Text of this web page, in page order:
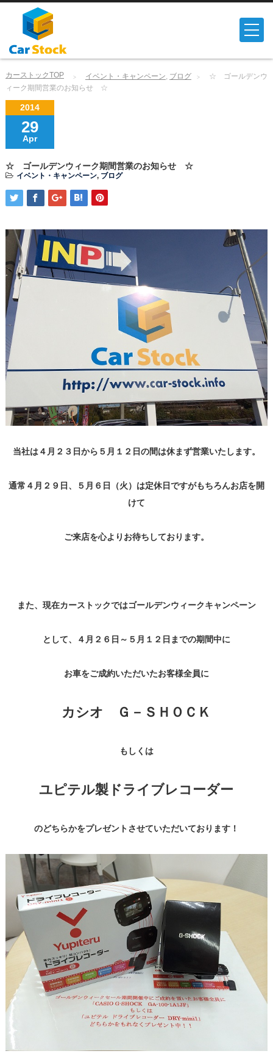
カーストックTOP イベント・キャンペーン ブログ
☆ ゴールデンウ
ィーク期間営業のお知らせ ☆
2014
29
Apr
☆ ゴールデンウィーク期間営業のお知らせ ☆
イベント・キャンペーン, ブログ
当社は４月２３日から５月１２日の間は休まず営業いたします。
通常４月２９日、５月６日（火）は定休日ですがもちろんお店を開
けて
ご来店を心よりお待ちしております。
また、現在カーストックではゴールデンウィークキャンペーン
として、４月２６日～５月１２日までの期間中に
お車をご成約いただいたお客様全員に
カシオ Ｇ－ＳＨＯＣＫ
もしくは
ユピテル製ドライブレコーダー
のどちらかをプレゼントさせていただいております！